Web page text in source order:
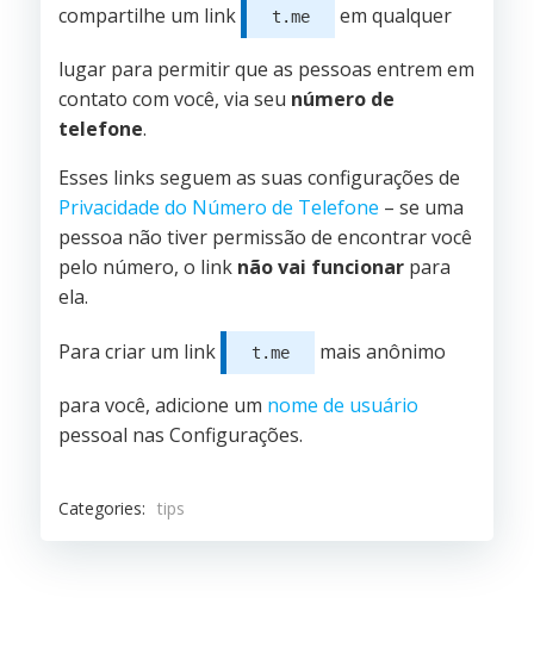
compartilhe um link
t.me em qualquer
lugar para permitir que as pessoas entrem em
contato com você, via seu número de
telefone.
Esses links seguem as suas configurações de
Privacidade do Número de Telefone – se uma
pessoa não tiver permissão de encontrar você
pelo número, o link não vai funcionar para
ela.
Para criar um link t.me mais anônimo
para você, adicione um nome de usuário
pessoal nas Configurações.
Categories: tips